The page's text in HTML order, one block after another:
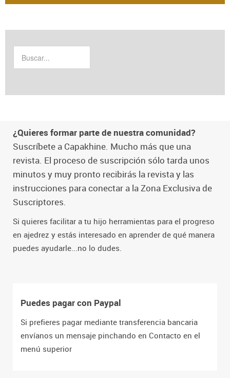
¿Quieres formar parte de nuestra comunidad?
Suscríbete a Capakhine. Mucho más que una
revista. El proceso de suscripción sólo tarda unos
minutos y muy pronto recibirás la revista y las
instrucciones para conectar a la Zona Exclusiva de
Suscriptores.
Si quieres facilitar a tu hijo herramientas para el progreso
en ajedrez y estás interesado en aprender de qué manera
puedes ayudarle...no lo dudes.
Puedes pagar con Paypal
Si prefieres pagar mediante transferencia bancaria
envíanos un mensaje pinchando en Contacto en el
menú superior